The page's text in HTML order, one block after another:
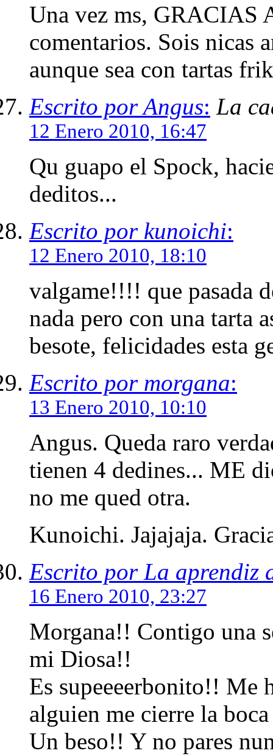
Una vez ms, GRACIAS
comentarios. Sois nicas
aunque sea con tartas
Escrito por Angus: La
12 Enero 2010, 16:47
Qu guapo el Spock,
deditos...
Escrito por kunoichi:
12 Enero 2010, 18:10
valgame!!!! que pasada
nada pero con una tarta
besote, felicidades esta
Escrito por morgana:
13 Enero 2010, 10:10
Angus. Queda raro
tienen 4 dedines... ME
no me qued otra.
Kunoichi. Jajajaja.
Escrito por La aprendiz
16 Enero 2010, 23:27
Morgana!! Contigo una
mi Diosa!!
Es supeeeerbonito!! Me
alguien me cierre la
Un beso!! Y no pares